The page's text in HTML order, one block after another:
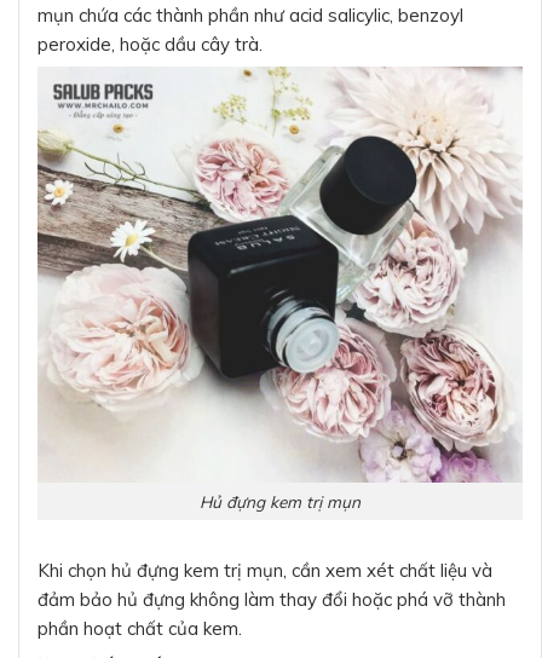
mụn chứa các thành phần như acid salicylic, benzoyl
peroxide, hoặc dầu cây trà.
Hủ đựng kem trị mụn
Khi chọn hủ đựng kem trị mụn, cần xem xét chất liệu và
đảm bảo hủ đựng không làm thay đổi hoặc phá vỡ thành
phần hoạt chất của kem.